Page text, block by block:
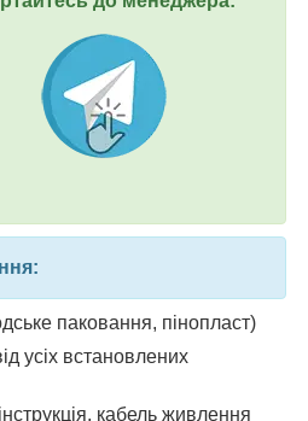
паковання, пінопласт)
усіх встановлених
кабель живлення